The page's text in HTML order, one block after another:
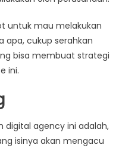
untuk mau melakukan
apa, cukup serahkan
bisa membuat strategi
ini.
digital agency ini adalah,
isinya akan mengacu